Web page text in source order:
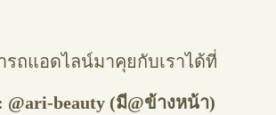
ถแอดไลน์มาคุยกับเราได้ที่
@ari-beauty (มี@ข้างหน้า)